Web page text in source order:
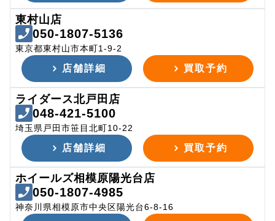
東村山店
050-1807-5136
東京都東村山市本町1-9-2
店舗詳細 買取予約
ライダース北戸田店
048-421-5100
埼玉県戸田市笹目北町10-22
店舗詳細 買取予約
ホイールズ相模原陽光台店
050-1807-4985
神奈川県相模原市中央区陽光台6-8-16